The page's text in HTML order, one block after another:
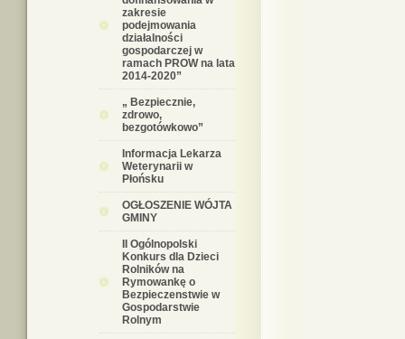
zakresie
podejmowania
działalności
gospodarczej w
ramach PROW na lata
2014-2020”
„ Bezpiecznie,
zdrowo,
bezgotówkowo”
Informacja Lekarza
Weterynarii w
Płońsku
OGŁOSZENIE WÓJTA
GMINY
II Ogólnopolski
Konkurs dla Dzieci
Rolników na
Rymowankę o
Bezpieczenstwie w
Gospodarstwie
Rolnym